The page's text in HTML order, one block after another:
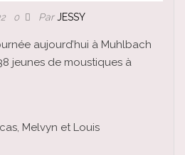
0 ParJESSY
aujourd’hui à Muhlbach
jeunes de moustiques à
Melvyn et Louis